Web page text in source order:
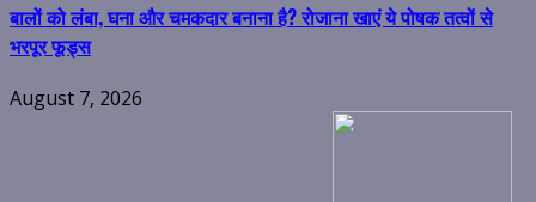
बालों को लंबा, घना और चमकदार बनाना है? रोजाना खाएं ये पोषक तत्वों से
भरपूर फूड्स
August 7, 2026